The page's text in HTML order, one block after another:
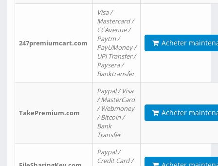
247premiumcart.com
Visa /
Mastercard /
CCAvenue /
Paytm /
PayUMoney /
UPi Transfer /
Paysera /
Banktransfer
Acheter
TakePremium.com
Paypal / Visa
/ MasterCard
/ Webmoney
/ Bitcoin /
Bank
Transfer
Acheter
Paypal /
Credit Card /